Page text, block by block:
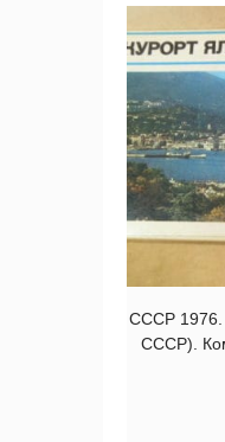
СССР 1976.
СССР).